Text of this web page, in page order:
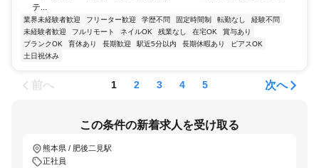
テ...
業界未経験者歓迎 フリーター歓迎 学歴不問 固定時間制 転勤なし
経験不問
未経験者歓迎
フルリモート ネイルOK 残業なし 在宅OK
賞与あり
ブランクOK
育休あり 長期歓迎 駅近5分以内 長期休暇あり
ピアスOK
土日祝休み
前へ 1 2 3 4 5 次へ
この条件の新着求人を受け取る
熊本県 / 肥後二見駅
正社員